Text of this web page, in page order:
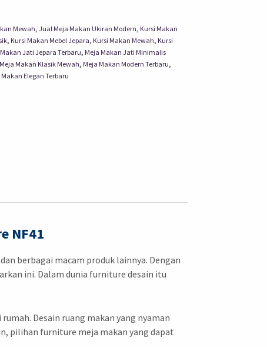
Mewah, Jual Meja Makan Ukiran Modern, Kursi Makan
, Kursi Makan Mebel Jepara, Kursi Makan Mewah, Kursi
Jati Jepara Terbaru, Meja Makan Jati Minimalis
Meja Makan Klasik Mewah, Meja Makan Modern Terbaru,
Elegan Terbaru
NF41
berbagai macam produk lainnya. Dengan
ini. Dalam dunia furniture desain itu
Desain ruang makan yang nyaman
pilihan furniture meja makan yang dapat